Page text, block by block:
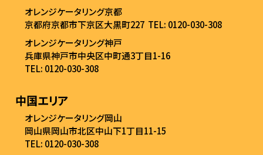
オレンジケータリング京都
京都府京都市下京区大黒町227 TEL: 0120-030-308
オレンジケータリング神戸
兵庫県神戸市中央区中町通3丁目1-16
TEL: 0120-030-308
中国エリア
オレンジケータリング岡山
岡山県岡山市北区中山下1丁目11-15
TEL: 0120-030-308